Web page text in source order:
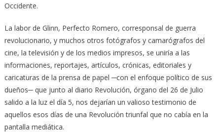
Occidente.
La labor de Glinn, Perfecto Romero, corresponsal de guerra
revolucionario, y muchos otros fotógrafos y camarógrafos del
cine, la televisión y de los medios impresos, se uniría a las
informaciones, reportajes, artículos, crónicas, editoriales y
caricaturas de la prensa de papel ─con el enfoque político de sus
dueños─ que junto al diario Revolución, órgano del 26 de Julio
salido a la luz el día 5, nos dejarían un valioso testimonio de
aquellos esos días de una Revolución triunfal que no cabía en la
pantalla mediática.